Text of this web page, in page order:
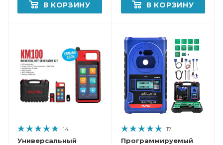
В КОРЗИНУ В КОРЗИНУ
14
Универсальный
17
Программируемый